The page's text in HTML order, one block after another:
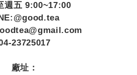
週五 9:00~17:00
23725017
廠址：